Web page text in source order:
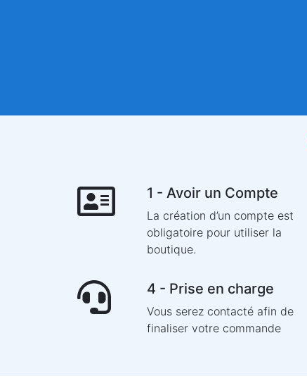
1 - Avoir un Compte
La création d’un compte est
obligatoire pour utiliser la
boutique.
4 - Prise en charge
Vous serez contacté afin de
finaliser votre commande